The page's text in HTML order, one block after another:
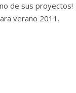
de sus proyectos!
verano 2011.